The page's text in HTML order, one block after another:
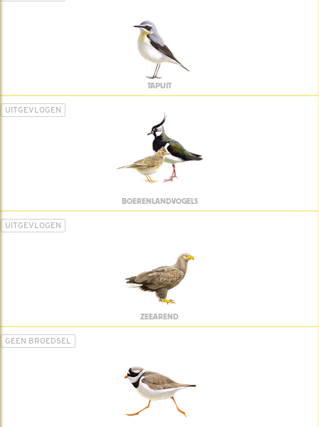
TAPUIT
UITGEVLOGEN
BOERENLANDVOGELS
UITGEVLOGEN
ZEEAREND
GEEN BROEDSEL